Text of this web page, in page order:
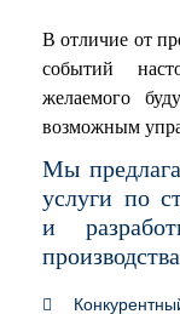
В отличие от
событий
желаемого
возможным
Мы
услуги по
и